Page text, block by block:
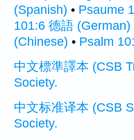
(Spanish) • Psaume
101:6 德語 (German)
(Chinese) • Psalm
中文標準譯本 (CSB
Society.
中文标准译本 (CSB
Society.